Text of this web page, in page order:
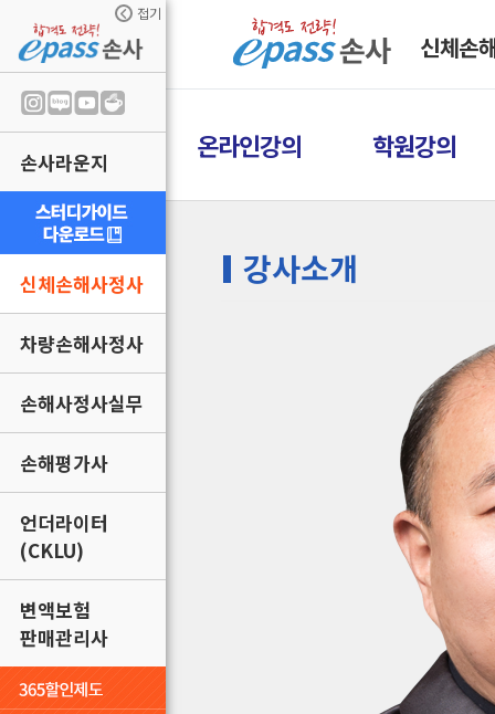
접기
손사라운지
신체손해사정사
차량손해사정사
손해사정사실무
손해평가사
언더라이터
(CKLU)
변액보험
판매관리사
신체손
온라인강의 학원강의
강사소개